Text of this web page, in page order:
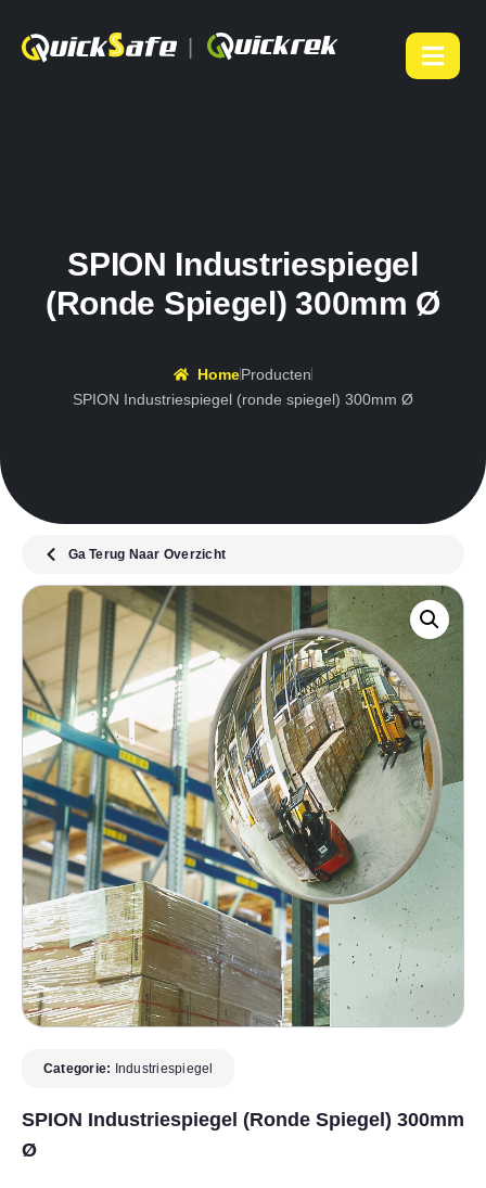
SPION Industriespiegel
(ronde Spiegel) 300mm Ø
HomeProducten
SPION Industriespiegel (ronde spiegel) 300mm Ø
Ga Terug Naar Overzicht
Categorie: Industriespiegel
SPION Industriespiegel (ronde Spiegel) 300mm
Ø